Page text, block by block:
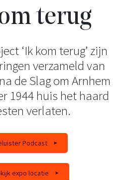
terug
‘Ik kom terug’ zijn
verzameld van
de Slag om Arnhem
1944 huis het haard
verlaten.
Podcast
expo locatie